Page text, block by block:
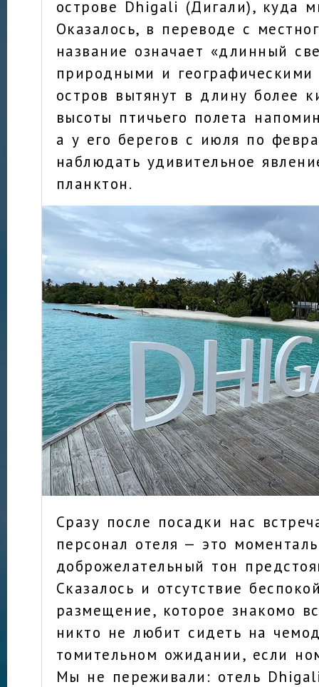
острове Dhigali (Дигали), куда
Оказалось, в переводе с
название означает «длинный
природными и географическими
остров вытянут в длину более
высоты птичьего полета
а у его берегов с июля по
наблюдать удивительное
планктон.
Сразу после посадки нас
персонал отеля — это
доброжелательный тон
Сказалось и отсутствие
размещение, которое знакомо
никто не любит сидеть на
томительном ожидании, если
Мы не переживали: отель